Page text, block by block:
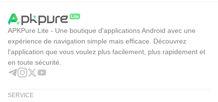
APKPure Lite - Une boutique d'applications Android avec une
expérience de navigation simple mais efficace. Découvrez
l'application que vous voulez plus facilement, plus rapidement et
en toute sécurité.
SERVICE